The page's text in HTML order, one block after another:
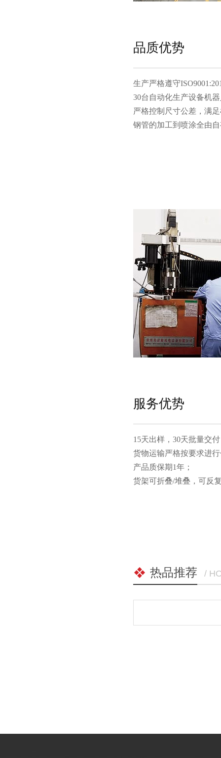
品质优势
生产严格遵守
30台自动化生产设备机器人
严格控制尺寸公差，满
钢管的加工到喷涂全由自
服务优势
15天出样，30天批量交付
货物运输严格按要求进行包
产品质保期1年；
货架可折叠/堆叠，可
热品推荐 /